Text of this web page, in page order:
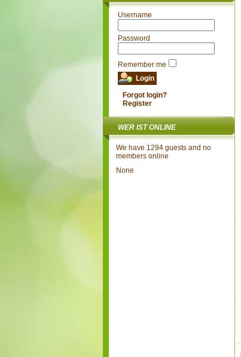
Username
Password
Remember me
Forgot login?
Register
WER IST ONLINE
We have 1294 guests and no
members online
None